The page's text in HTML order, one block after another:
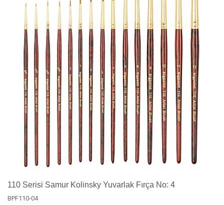
110 Serisi Samur Kolinsky Yuvarlak Fırça No: 4
BPF110-04